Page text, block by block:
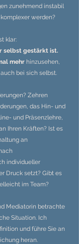
zunehmend instabil
werden?
klar:
selbst gestärkt ist.
mehr hinzusehen,
bei sich selbst.
Zehren
das Hin- und
und Präsenzlehre,
Ihren Kräften? Ist es
an
individueller
Druck setzt? Gibt es
im Team?
Mediatorin betrachte
Situation. Ich
und führe Sie an
heran.